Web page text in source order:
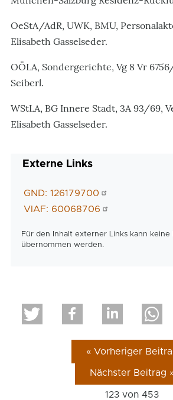
OeStA/AdR, UWK, BMU,
Elisabeth Gasselseder.
OÖLA, Sondergerichte, Vg 8 Vr
Seiberl.
WStLA, BG Innere Stadt, 3A 93/69,
Elisabeth Gasselseder.
Externe Links
GND: 126179700
VIAF: 60068706
Für den Inhalt externer Links kann keine
übernommen werden.
« Vorheriger
Nächster Beitrag
123 von453